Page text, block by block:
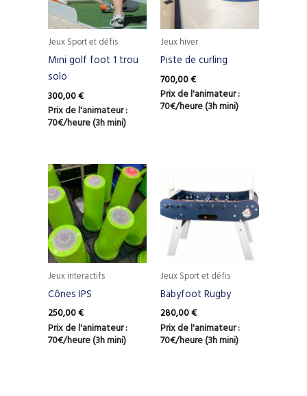
Jeux Sport et défis
Mini golf foot 1 trou
solo
300,00€
Prix de l'animateur :
70€/heure (3h mini)
Jeux hiver
Piste de curling
700,00€
Prix de l'animateur :
70€/heure (3h mini)
Jeux interactifs
Cônes IPS
250,00€
Prix de l'animateur :
70€/heure (3h mini)
Jeux Sport et défis
Babyfoot Rugby
280,00€
Prix de l'animateur :
70€/heure (3h mini)